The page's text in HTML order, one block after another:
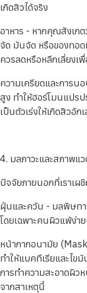
เกิดสิวได้จริง
อาหาร - หากคุณสังเกต
จัด มันจัด หรือของทอ
ควรลดหรือหลีกเลี่ยงเ
ความเครียดและการน
สูง ทำให้ฮอร์โมนแปร
เป็นตัวเร่งให้เกิดสิวอัก
4. มลภาวะและสภาพแ
ปัจจัยภายนอกที่เราเผ
ฝุ่นและควัน - มลพิษทา
โดยเฉพาะคนผิวแพ้ง่าย
หน้ากากอนามัย
ทำให้แบคทีเรียและไข
การทำความสะอาดผิว
จากสาเหตุนี้